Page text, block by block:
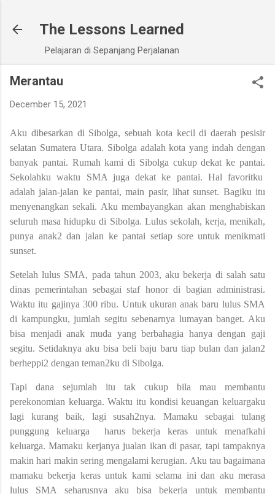
The Lessons Learned
Pelajaran di Sepanjang Perjalanan
Merantau
December 15, 2021
Aku dibesarkan di Sibolga, sebuah kota kecil di daerah pesisir
selatan Sumatera Utara. Sibolga adalah kota yang indah dengan
banyak pantai. Rumah kami di Sibolga cukup dekat ke pantai.
Sekolahku waktu SMA juga dekat ke pantai. Hal favoritku
adalah jalan-jalan ke pantai, main pasir, lihat sunset. Bagiku itu
menyenangkan sekali. Aku membayangkan akan menghabiskan
seluruh masa hidupku di Sibolga. Lulus sekolah, kerja, menikah,
punya anak2 dan jalan ke pantai setiap sore untuk menikmati
sunset.
Setelah lulus SMA, pada tahun 2003, aku bekerja di salah satu
dinas pemerintahan sebagai staf honor di bagian administrasi.
Waktu itu gajinya 300 ribu. Untuk ukuran anak baru lulus SMA
di kampungku, jumlah segitu sebenarnya lumayan banget. Aku
bisa menjadi anak muda yang berbahagia hanya dengan gaji
segitu. Setidaknya aku bisa beli baju baru tiap bulan dan jalan2
berheppi2 dengan teman2ku di Sibolga.
Tapi dana sejumlah itu tak cukup bila mau membantu
perekonomian keluarga. Waktu itu kondisi keuangan keluargaku
lagi kurang baik, lagi susah2nya. Mamaku sebagai tulang
punggung keluarga
harus bekerja keras untuk menafkahi
keluarga. Mamaku kerjanya jualan ikan di pasar, tapi tampaknya
makin hari makin sering mengalami kerugian. Aku tau bagaimana
mamaku bekerja keras untuk kami selama ini dan aku merasa
lulus SMA seharusnya aku bisa bekerja untuk membantu